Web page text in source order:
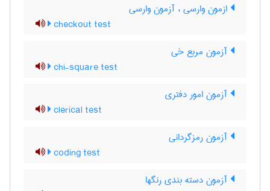
ازمون وارسی ، آزمون وارسی
checkout test
آزمون مربع خی
chi-square test
آزمون امور دفتری
clerical test
آزمون رمزگردانی
coding test
آزمون دسته بندی رنگها